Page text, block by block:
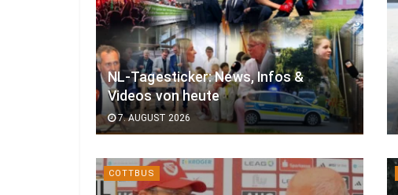
NL-Tagesticker: News, Infos &
Videos von heute
7. AUGUST 2026
COTTBUS